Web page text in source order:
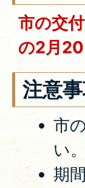
市の交
の2月
注意
市
い。
期